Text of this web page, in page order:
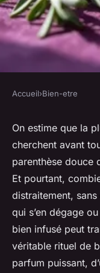
Pourquoi
co pour
gamme ?
Castiel•16/06/2026
Accueil›Bien-etre
On estime que la
cherchent avant
parenthèse douce
Et pourtant,
distraitement, sans
qui s’en dégage
bien infusé peut
véritable rituel de
parfum puissant,